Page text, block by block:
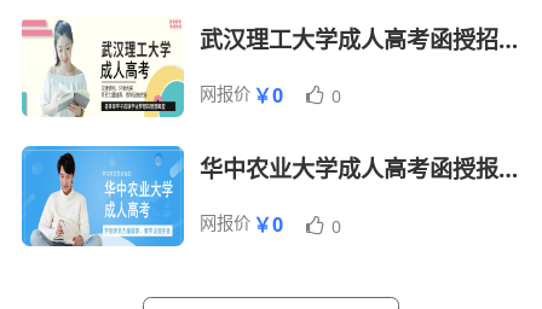
教学针对性强，确保高合格率
——来自名牌大学讲师及专家能针对考试大
纲，准确把握教学难点重点，提高考核通过
理论与实务操作并重，专业师资授课
——依托丰富的业界资源，使用最新最权威
的专业教材，提供最新最实用的考试信息
跟踪学员反馈，优化培训效果
武汉理工大学成人高考函授招生报名简章
网报价 ￥0 0
华中农业大学成人高考函授报名招生简章
网报价 ￥0 0